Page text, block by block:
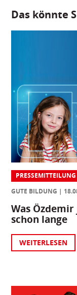
Das könnte
PRESSEMITTEILUNG
GUTE BILDUNG
Was
schon lange
WEITERLESEN